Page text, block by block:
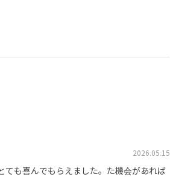
2026.05.15
も喜んでもらえました。た機会があれば